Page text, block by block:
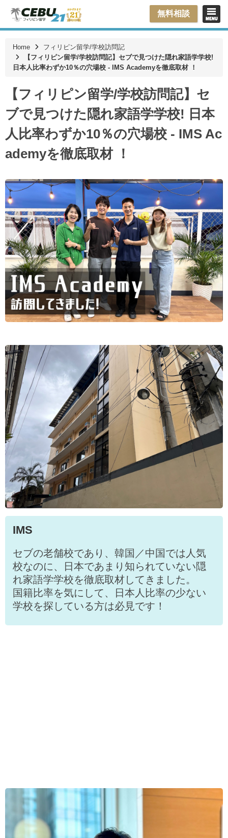
無料相談
Home
フィリピン留学/学校訪問記
【フィリピン留学/学校訪問記】セブで見つけた隠れ家語学学校!
日本人比率わずか10％の穴場校 - IMS Academyを徹底取材 ！
【フィリピン留学/学校訪問記】セ
ブで見つけた隠れ家語学学校! 日本
人比率わずか10％の穴場校 - IMS Ac
ademyを徹底取材 ！
IMS
セブの老舗校であり、韓国／中国では人気
校なのに、日本であまり知られていない隠
れ家語学学校を徹底取材してきました。
国籍比率を気にして、日本人比率の少ない
学校を探している方は必見です！